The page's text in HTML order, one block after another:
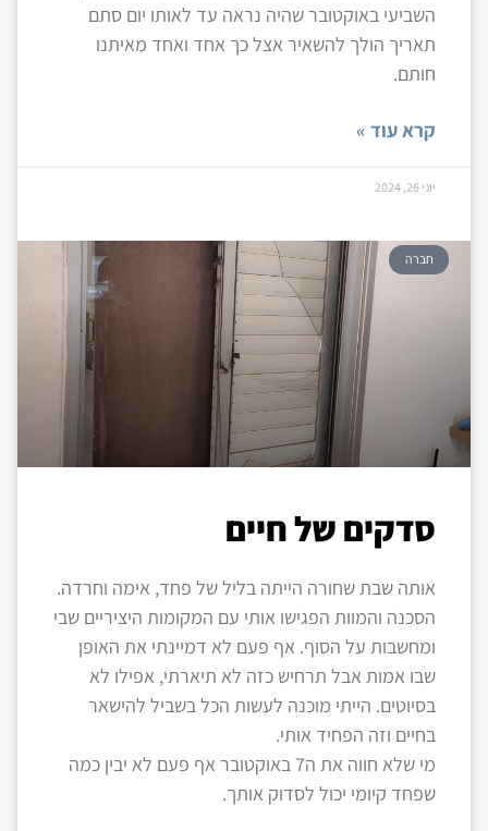
השביעי באוקטובר שהיה נראה עד לאותו יום סתם
תאריך הולך להשאיר אצל כך אחד ואחד מאיתנו
חותם.
קרא עוד »
יוני 26, 2024
חברה
סדקים של חיים
אותה שבת שחורה הייתה בליל של פחד, אימה וחרדה.
הסכנה והמוות הפגישו אותי עם המקומות היציריים שבי
ומחשבות על הסוף. אף פעם לא דמיינתי את האופן
שבו אמות אבל תרחיש כזה לא תיארתי, אפילו לא
בסיוטים. הייתי מוכנה לעשות הכל בשביל להישאר
בחיים וזה הפחיד אותי.
מי שלא חווה את ה7 באוקטובר אף פעם לא יבין כמה
שפחד קיומי יכול לסדוק אותך.